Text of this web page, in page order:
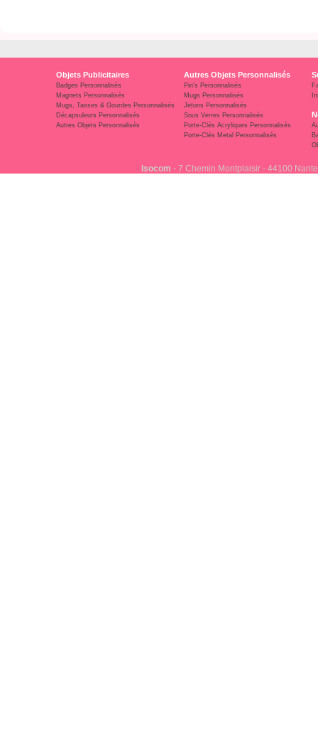
Objets Publicitaires
Badges Personnalisés
Magnets Personnalisés
Mugs, Tasses & Gourdes Personnalisés
Décapsuleurs Personnalisés
Autres Objets Personnalisés
Autres Objets Personnalisés
Pin's Personnalisés
Mugs Personnalisés
Jetons Personnalisés
Sous Verres Personnalisés
Porte-Clés Acryliques Personnalisés
Porte-Clés Metal Personnalisés
Isocom - 7 Chemin Montplaisir - 44100